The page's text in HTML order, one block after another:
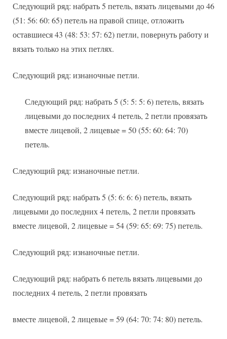
Следующий ряд: набрать 5 петель, вязать лицевыми до 46
(51: 56: 60: 65) петель на правой спице, отложить
оставшиеся 43 (48: 53: 57: 62) петли, повернуть работу и
вязать только на этих петлях.
Следующий ряд: изнаночные петли.
Следующий ряд: набрать 5 (5: 5: 5: 6) петель, вязать
лицевыми до последних 4 петель, 2 петли провязать
вместе лицевой, 2 лицевые = 50 (55: 60: 64: 70)
петель.
Следующий ряд: изнаночные петли.
Следующий ряд: набрать 5 (5: 6: 6: 6) петель, вязать
лицевыми до последних 4 петель, 2 петли провязать
вместе лицевой, 2 лицевые = 54 (59: 65: 69: 75) петель.
Следующий ряд: изнаночные петли.
Следующий ряд: набрать 6 петель вязать лицевыми до
последних 4 петель, 2 петли провязать
вместе лицевой, 2 лицевые = 59 (64: 70: 74: 80) петель.